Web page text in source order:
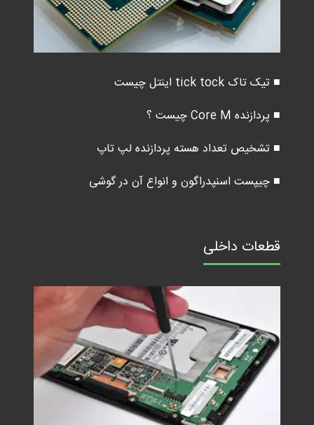
■ تیک تاک tick tock اینتل چیست
■ پردازنده Core M چیست ؟
■ تشخیص تعداد هسته پردازنده لپ تاپ
■ چیپست اسنپدراگون و انواع آن در گوشی
قطعات داخلی